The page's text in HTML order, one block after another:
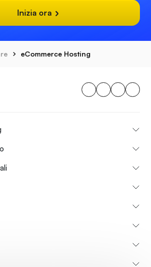
Inizia ora
eCommerce Hosting